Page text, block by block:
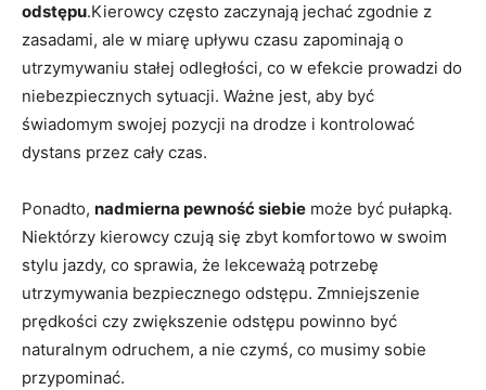
odstępu.Kierowcy często zaczynają jechać zgodnie z
zasadami, ale w miarę upływu czasu zapominają o
utrzymywaniu stałej odległości, co w efekcie prowadzi do
niebezpiecznych sytuacji. Ważne jest, aby być
świadomym swojej pozycji na drodze i kontrolować
dystans przez cały czas.
Ponadto, nadmierna pewność siebie może być pułapką.
Niektórzy kierowcy czują się zbyt komfortowo w swoim
stylu jazdy, co sprawia, że lekceważą potrzebę
utrzymywania bezpiecznego odstępu. Zmniejszenie
prędkości czy zwiększenie odstępu powinno być
naturalnym odruchem, a nie czymś, co musimy sobie
przypominać.